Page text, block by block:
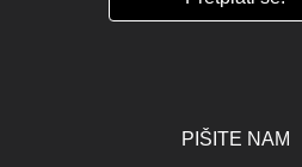
PIŠITE NAM